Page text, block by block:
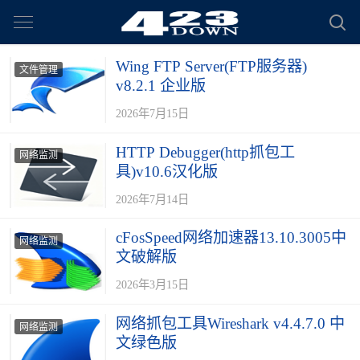
文件管理
Wing FTP Server(FTP服务器)
v8.2.1 企业版
2026年7月15日
网络监测
HTTP Debugger(http抓包工
具)v10.6汉化版
2026年7月14日
网络监测
cFosSpeed网络加速器13.10.3005中
文破解版
2026年3月15日
网络监测
网络抓包工具Wireshark v4.4.7.0 中
文绿色版